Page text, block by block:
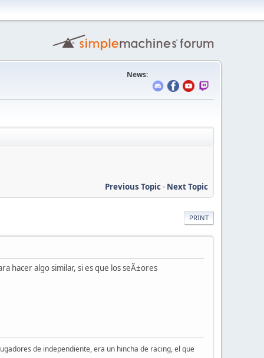
News:
Previous Topic- Next Topic
PRINT
hacer algo similar, si es que los seÃ±ores
de independiente, era un hincha de racing, el que